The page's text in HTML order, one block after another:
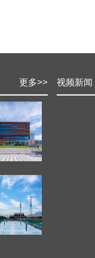
更多>> 视频新闻